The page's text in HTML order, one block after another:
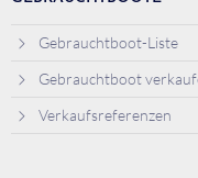
Gebrauchtboot-Liste
Gebrauchtboot
Verkaufsreferenzen